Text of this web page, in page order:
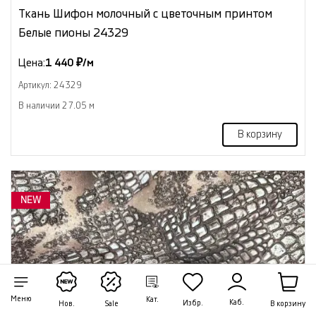
Меню
Нов. Sale
Кат. Избр. Каб. В корзину
Ткань Шифон молочный с цветочным принтом
Белые пионы 24329
Цена:1 440 ₽/м
Артикул: 24329
В наличии 27.05 м
В корзину
NEW